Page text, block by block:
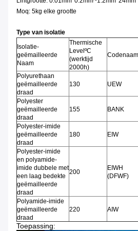
Moq: 5kg elke grootte
Type van isolatie
Isolatie-
geëmailleerde
Naam
Thermische
LevelºC
(werktijd
2000h)
Codenaam
Polyurethaan
geëmailleerde
draad
130 UEW
Polyester
geëmailleerde
draad
155 BANK
Polyester-imide
geëmailleerde
draad
180 EIW
Polyester-imide
en polyamide-
imide dubbele met
een laag bedekte
geëmailleerde
draad
200
EIWH
(DFWF)
Polyamide-imide
geëmailleerde
draad
220 AIW
Toepassing: